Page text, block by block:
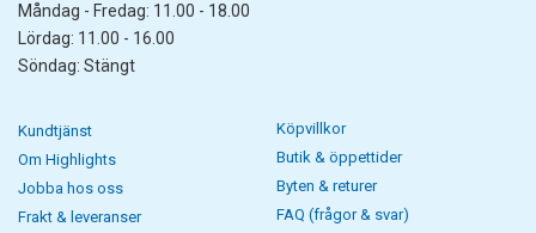
Måndag - Fredag: 11.00 - 18.00
Lördag: 11.00 - 16.00
Söndag: Stängt
Kundtjänst
Om Highlights
Jobba hos oss
Frakt & leveranser
Köpvillkor
Butik & öppettider
Byten & returer
FAQ (frågor & svar)